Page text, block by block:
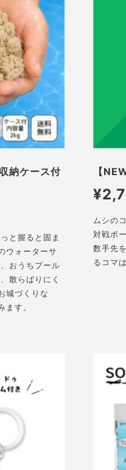
納ケース付
と握ると固ま
ウォーターサ
おうちプール
散らばりにく
城づくりな
ます。
【
ムシの
対戦ボ
数手先
るコマ